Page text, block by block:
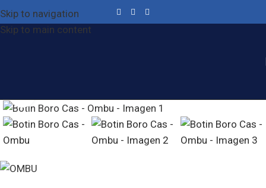
Skip to navigation
Skip to main content